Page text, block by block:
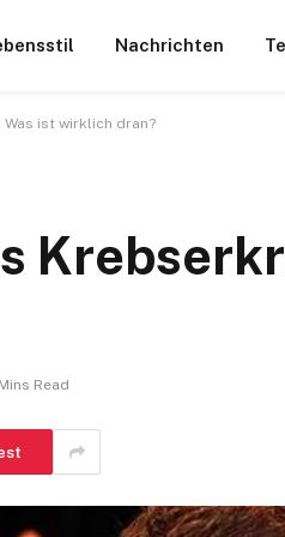
Nachrichten
ist wirklich dran?
Read